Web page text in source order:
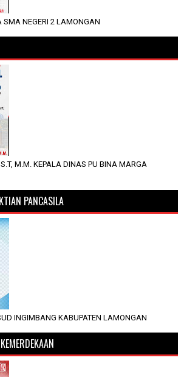
NEGERI 2 LAMONGAN
M.M. KEPALA DINAS PU BINA MARGA
PANCASILA
INGIMBANG KABUPATEN LAMONGAN